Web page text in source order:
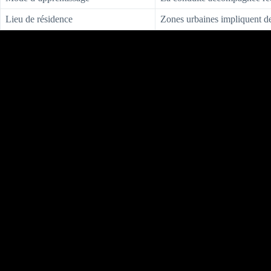
Lieu de résidence Zones urbaines impliquent